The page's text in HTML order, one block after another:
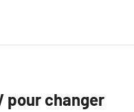
pour changer